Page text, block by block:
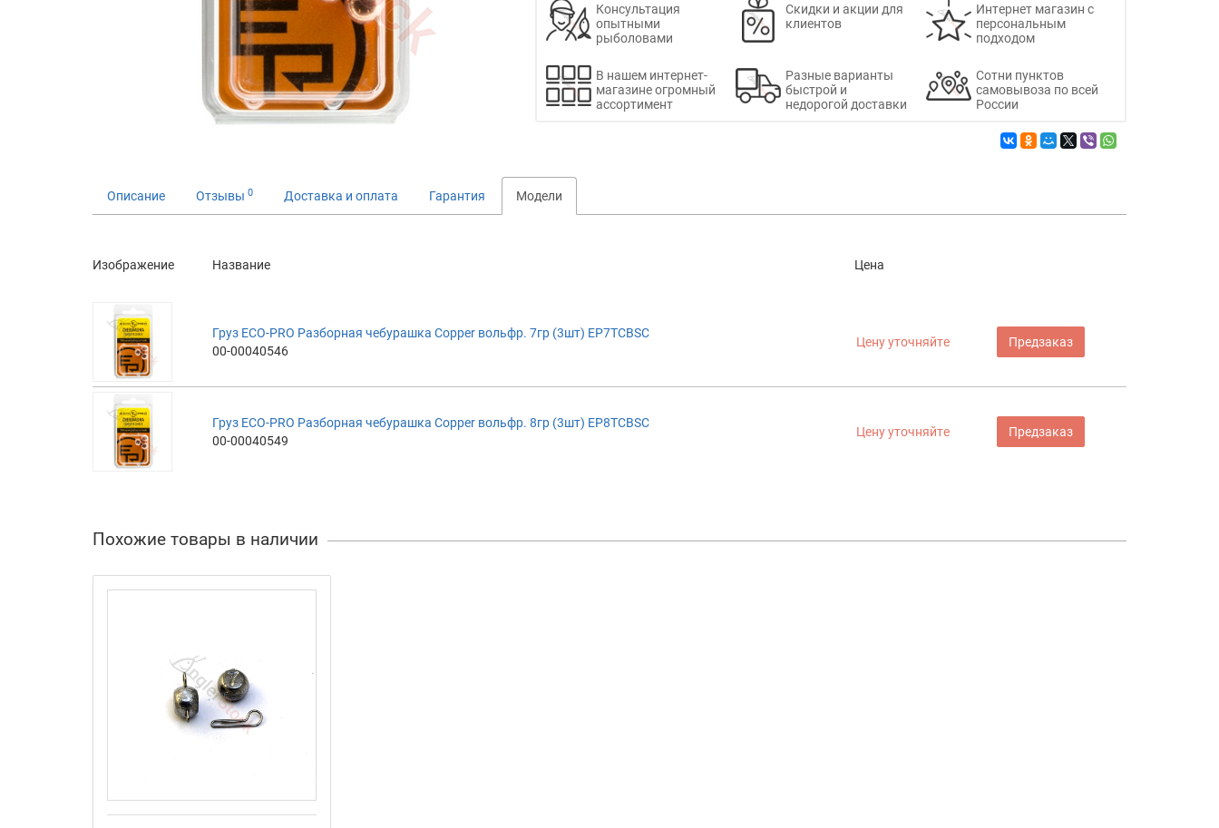
Консультация
опытными
рыболовами
Скидки и акции для
клиентов
Интернет магазин с
персональным
подходом
В нашем интернет-
магазине огромный
ассортимент
Разные варианты
быстрой и
недорогой доставки
Сотни пунктов
самовывоза по всей
России
Описание Отзывы 0 Доставка и оплата Гарантия Модели
Изображение Название Цена
Груз ECO-PRO Разборная чебурашка Copper вольфр. 7гр (3шт) EP7TCBSC
00-00040546
Цену уточняйте Предзаказ
Груз ECO-PRO Разборная чебурашка Copper вольфр. 8гр (3шт) EP8TCBSC
00-00040549
Цену уточняйте Предзаказ
Похожие товары в наличии